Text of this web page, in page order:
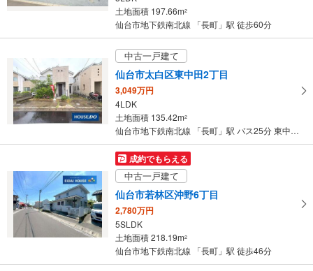
土地面積 197.66m2
仙台市地下鉄南北線 「長町」駅 徒歩60分
中古一戸建て
仙台市太白区東中田2丁目
3,049万円
4LDK
土地面積 135.42m2
仙台市地下鉄南北線 「長町」駅 バス25分 東中田五丁目 バス停下車 徒歩2分
成約でもらえる
中古一戸建て
仙台市若林区沖野6丁目
2,780万円
5SLDK
土地面積 218.19m2
仙台市地下鉄南北線 「長町」駅 徒歩46分